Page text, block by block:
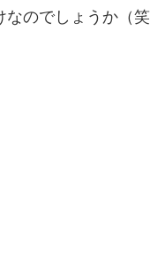
なのでしょうか（笑